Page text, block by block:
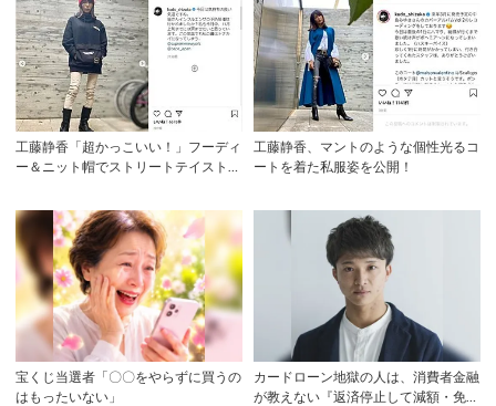
工藤静香「超かっこいい！」フーディ
ー＆ニット帽でストリートテイストな
工藤静香、マントのような個性光るコ
ートを着た私服姿を公開！
宝くじ当選者「〇〇をやらずに買うの
はもったいない」
カードローン地獄の人は、消費者金融
が教えない『返済停止して減額・免除